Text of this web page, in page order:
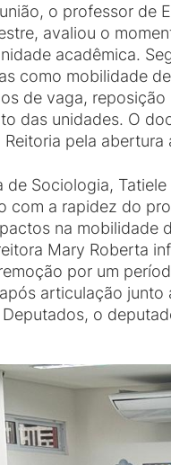
o professor de
avaliou o
acadêmica.
como mobilidade
de vaga, reposição
das unidades. O
Reitoria pela abertura
de Sociologia,
com a rapidez do
na mobilidade
Mary Roberta
por um
articulação junto
o